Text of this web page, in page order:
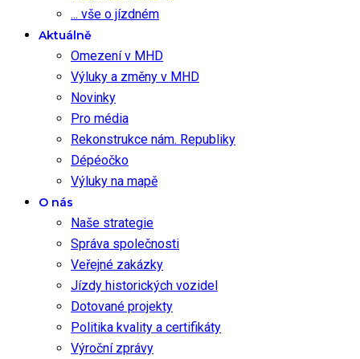
... vše o jízdném
Aktuálně
Omezení v MHD
Výluky a změny v MHD
Novinky
Pro média
Rekonstrukce nám. Republiky
Dépéočko
Výluky na mapě
O nás
Naše strategie
Správa společnosti
Veřejné zakázky
Jízdy historických vozidel
Dotované projekty
Politika kvality a certifikáty
Výroční zprávy